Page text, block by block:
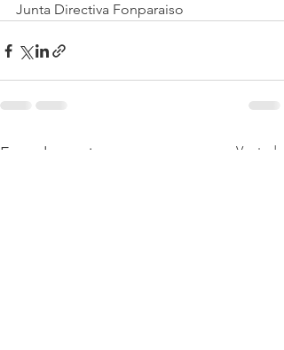
Junta Directiva Fonparaiso
Entradas recientes Ver todo